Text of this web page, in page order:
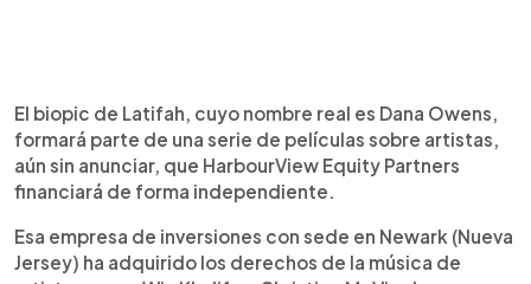
El biopic de Latifah, cuyo nombre real es Dana Owens,
formará parte de una serie de películas sobre artistas,
aún sin anunciar, que HarbourView Equity Partners
financiará de forma independiente.
Esa empresa de inversiones con sede en Newark (Nueva
Jersey) ha adquirido los derechos de la música de